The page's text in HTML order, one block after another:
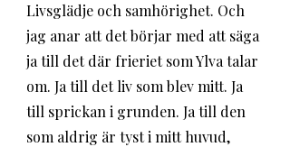
Livsglädje och samhörighet. Och
jag anar att det börjar med att säga
ja till det där frieriet som Ylva talar
om. Ja till det liv som blev mitt. Ja
till sprickan i grunden. Ja till den
som aldrig är tyst i mitt huvud,